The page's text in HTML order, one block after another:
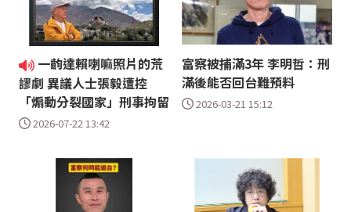
一齣達賴喇嘛照片的荒
謬劇 異議人士張毅遭控
「煽動分裂國家」刑事拘留
2026-07-22 13:42
富察被捕滿3年 李明哲：刑
滿後能否回台難預料
2026-03-21 15:12